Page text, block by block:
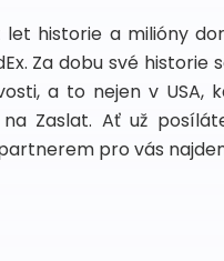
let historie a milióny
Za dobu své
a to nejen v USA,
Zaslat. Ať už
pro vás